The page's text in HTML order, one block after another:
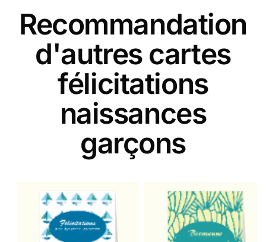
Recommandation
d'autres cartes
félicitations
naissances
garçons